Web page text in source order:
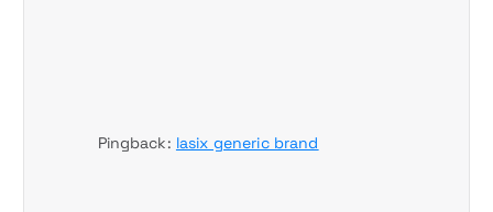
Pingback: lasix generic brand